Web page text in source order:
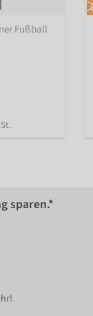
Fußball
sparen.*